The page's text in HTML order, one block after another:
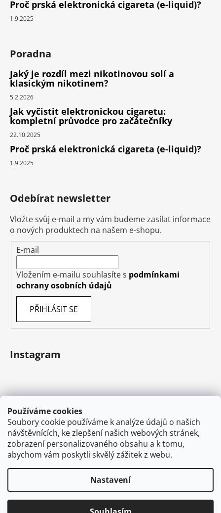
Používáme cookies
Soubory cookie používáme k analýze údajů o našich
návštěvnících, ke zlepšení našich webových stránek,
zobrazení personalizovaného obsahu a k tomu,
abychom vám poskytli skvělý zážitek z webu.
Nastavení
Proč prská elektronická cigareta (e-liquid)?
1.9.2025
Poradna
Jaký je rozdíl mezi nikotinovou solí a
klasickým nikotinem?
5.2.2026
Jak vyčistit elektronickou cigaretu:
kompletní průvodce pro začátečníky
22.10.2025
Proč prská elektronická cigareta (e-liquid)?
1.9.2025
Odebírat newsletter
Vložte svůj e-mail a my vám budeme zasílat informace
o nových produktech na našem e-shopu.
E-mail
Vložením e-mailu souhlasíte s podmínkami
ochrany osobních údajů
PŘIHLÁSIT SE
Instagram
Sledovat na Instagramu
Vytvořil Shoptet